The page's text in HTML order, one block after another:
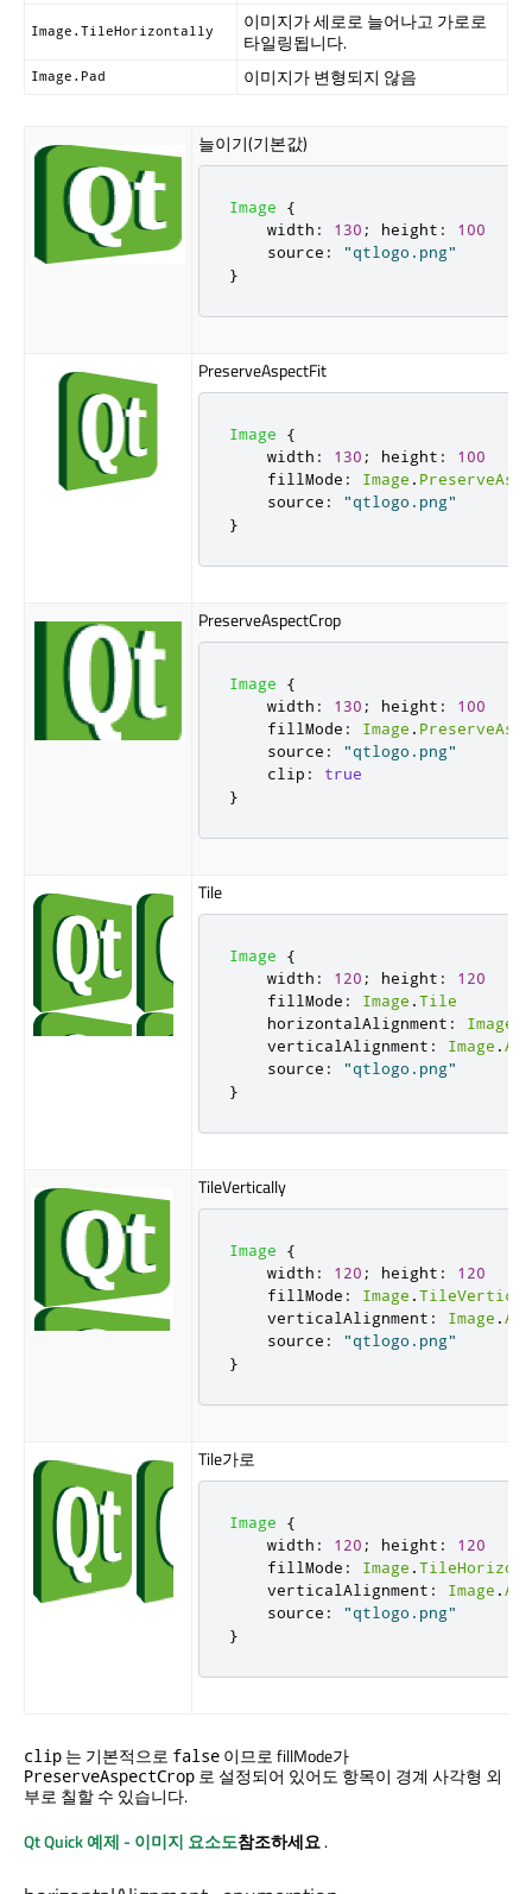
Image.TileHorizontally
이미지가 세로로 늘어나고 가로로
타일링됩니다.
Image.Pad 이미지가 변형되지 않음
늘이기(기본값)
Image
{
width : 130 ; height :
100
source :
"qtlogo.png"
}
PreserveAspectFit
Image
{
width : 130 ; height :
100
fillMode : Image .
source :
"qtlogo.png"
}
PreserveAspectCrop
Image
{
width : 130 ; height :
100
fillMode : Image .
source :
"qtlogo.png"
clip :
true
}
Tile
Image
{
width : 120 ; height :
120
fillMode : Image .Tile
horizontalAlignment : Image
verticalAlignment : Image .
source :
"qtlogo.png"
}
TileVertically
Image
{
width : 120 ; height :
120
fillMode : Image .
verticalAlignment : Image .
source :
"qtlogo.png"
}
Tile가로
Image
{
width : 120 ; height :
120
fillMode : Image .
verticalAlignment : Image .
source :
"qtlogo.png"
}
clip 는 기본적으로 false 이므로 fillMode가
PreserveAspectCrop 로 설정되어 있어도 항목이 경계 사각형 외
부로 칠할 수 있습니다.
Qt Quick예제 - 이미지 요소도참조하세요.